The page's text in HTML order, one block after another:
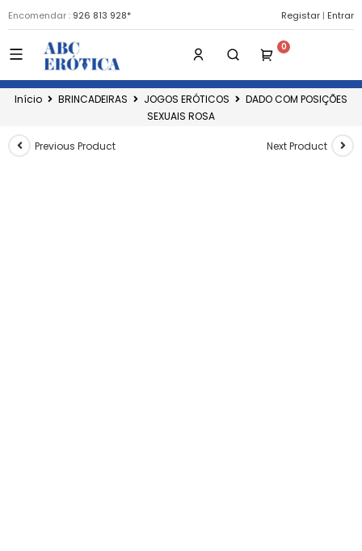
Encomendar : 926 813 928* Registar | Entrar
Início BRINCADEIRAS JOGOS ERÓTICOS
DADO COM POSIÇÕES
SEXUAIS ROSA
Previous Product Next Product